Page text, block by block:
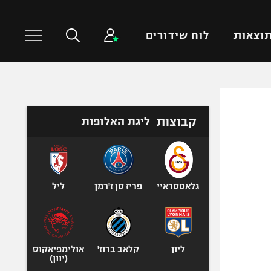
תוצאות לוח שידורים
טניס
כדורעף
אגרוף
ספורט אולימפי
UFC
קבוצות ליגת האלופות
גלאטסראיי פריז סן ז'רמן ליל
ליון קלאב ברוז'
אולימפיאקוס
(יוון)